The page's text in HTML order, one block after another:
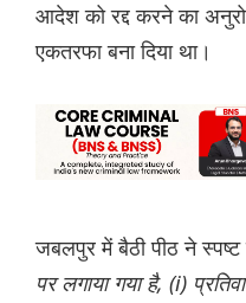
आदेश को रद्द करने का
एकतरफा बना दिया था।
जबलपुर में बैठी पीठ ने स्पष्ट
पर लगाया गया है, (i)